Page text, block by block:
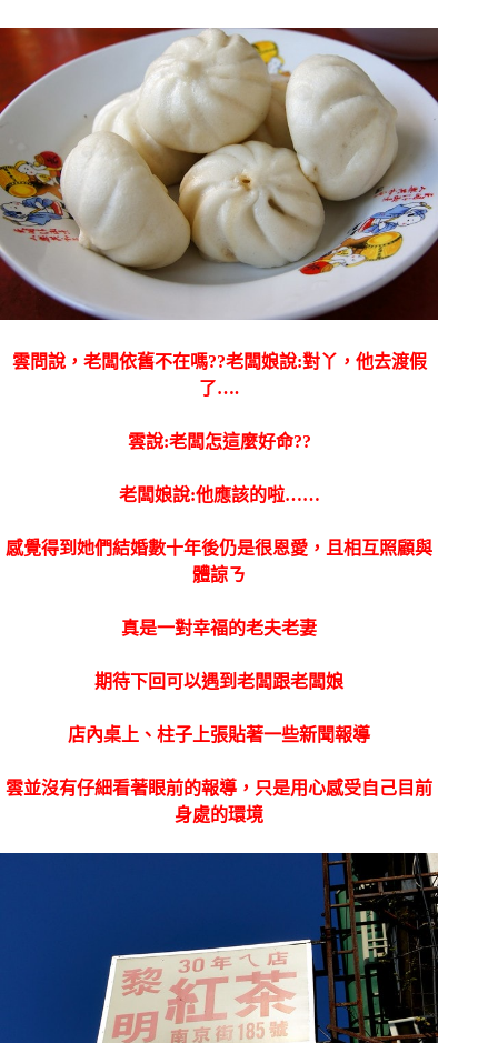
雲問說，老闆依舊不在嗎??老闆娘說:對丫，他去渡假
了….
雲說:老闆怎這麼好命??
老闆娘說:他應該的啦……
感覺得到她們結婚數十年後仍是很恩愛，且相互照顧與
體諒ㄋ
真是一對幸福的老夫老妻
期待下回可以遇到老闆跟老闆娘
店內桌上、柱子上張貼著一些新聞報導
雲並沒有仔細看著眼前的報導，只是用心感受自己目前
身處的環境